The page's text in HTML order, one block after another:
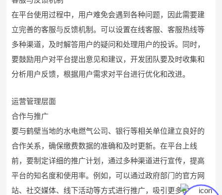
在平台使用过程中，用户难免会遇到各种问题，因此需要建
立完善的客服与反馈机制。可以设置在线客服、客服热线等
多种渠道，及时解答用户的疑问和处理用户的投诉。同时，
要鼓励用户对平台提出意见和建议，开发团队要及时收集和
分析用户反馈，根据用户需求对平台进行优化和改进。
运营管理层面
合作与推广
要与鹤壁当地的水电燃气公司、银行等相关单位建立良好的
合作关系，确保缴费数据的准确和及时更新。在平台上线
前，要制定详细的推广计划，通过多种渠道进行宣传，提高
平台的知名度和使用率。例如，可以通过政府部门的官方网
站、社交媒体、线下活动等方式进行推广，吸引更多的市民